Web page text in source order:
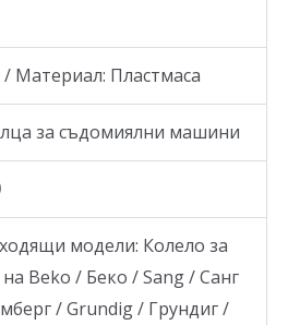
Материал: Пластмаса
за съдомиялни машини
модели: Колело за
Beko / Беко / Sang / Санг
/ Grundig / Грундиг /